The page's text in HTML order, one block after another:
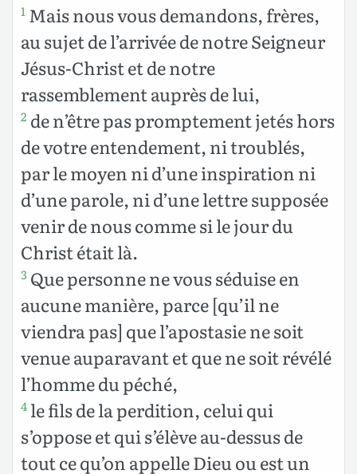
1 Mais nous vous demandons, frères,
au sujet de l’arrivéede notre Seigneur
Jésus-Christ et de notre
rassemblement auprès de lui,
2 de n’être pas promptement jetés hors
de votre entendement, ni troublés,
par le moyen ni d’une inspirationni
d’une parole, ni d’une lettre supposée
venir de nouscomme si le jour du
Christ était là.
3 Que personne ne vous séduise en
aucune manière, parce [qu’il ne
viendra pas] que l’apostasie ne soit
venue auparavant et que ne soit révélé
l’homme du péché,
4 le fils de la perdition, celui qui
s’oppose et qui s’élève au-dessus de
tout ce qu’on appelle Dieu ou est un